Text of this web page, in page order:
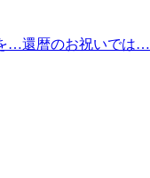
…還暦のお祝いでは…